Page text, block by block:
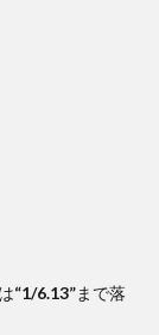
は“1/6.13”まで落